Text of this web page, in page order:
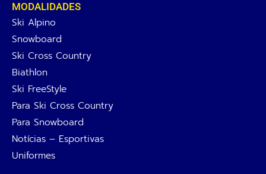
MODALIDADES
Ski Alpino
Snowboard
Ski Cross Country
Biathlon
Ski FreeStyle
Para Ski Cross Country
Para Snowboard
Notícias – Esportivas
Uniformes